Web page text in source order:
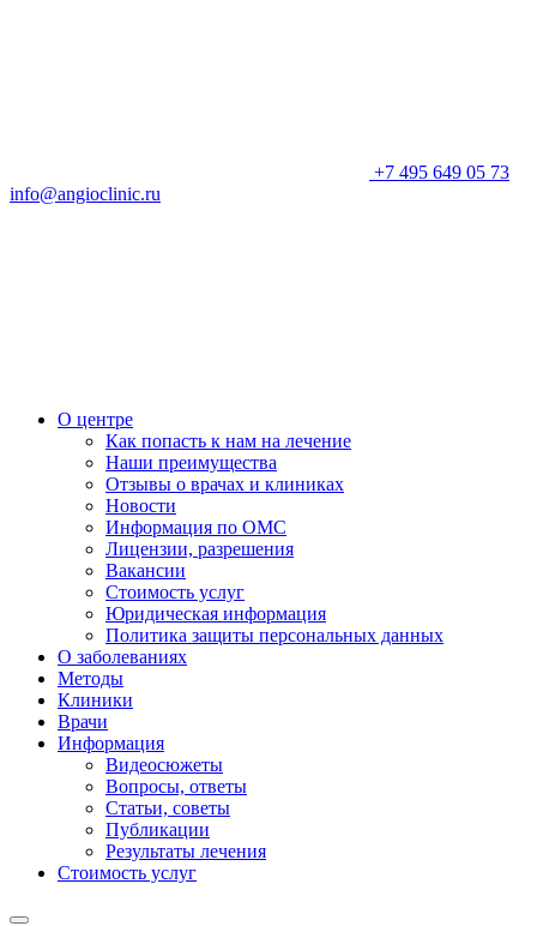
+7 495 649 05 73
info@angioclinic.ru
О центре
Как попасть к нам на лечение
Наши преимущества
Отзывы о врачах и клиниках
Новости
Информация по ОМС
Лицензии, разрешения
Вакансии
Стоимость услуг
Юридическая информация
Политика защиты персональных данных
О заболеваниях
Методы
Клиники
Врачи
Информация
Видеосюжеты
Вопросы, ответы
Статьи, советы
Публикации
Результаты лечения
Стоимость услуг